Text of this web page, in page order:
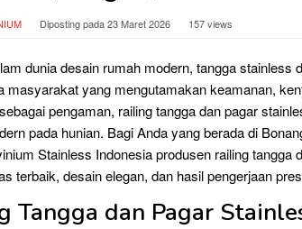
Diposting pada23 Maret 2026 157 views
dunia desain rumah modern, tangga stainless
masyarakat yang mengutamakan keamanan,
pengaman, railing tangga dan pagar
pada hunian. Bagi Anda yang berada di
Stainless Indonesia produsen railing tangga
terbaik, desain elegan, dan hasil pengerjaan
Tangga dan Pagar